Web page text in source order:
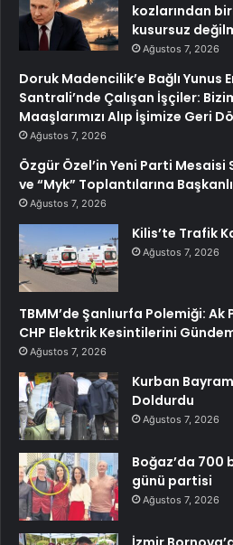
kozlarından
kusursuz
Ağustos 7, 2026
Doruk Madencilik’e Bağlı Yunus
Santrali’nde Çalışan İşçiler:
Maaşlarımızı Alıp İşimize Geri
Ağustos 7, 2026
Özgür Özel’in Yeni Parti Mesaisi
ve “Myk” Toplantılarına
Ağustos 7, 2026
Kilis’te Trafik
Ağustos 7, 2026
TBMM’de Şanlıurfa Polemiği: Ak
CHP Elektrik Kesintilerini
Ağustos 7, 2026
Kurban
Doldurdu
Ağustos 7, 2026
Boğaz’da 700
günü partisi
Ağustos 7, 2026